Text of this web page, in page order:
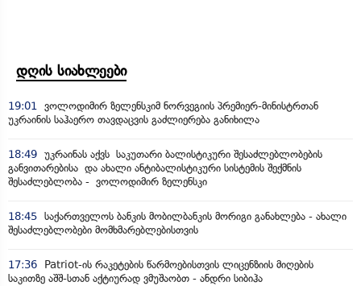
დღის სიახლეები
19:01
ვოლოდიმირ ზელენსკიმ ნორვეგიის პრემიერ-მინისტრთან
უკრაინის საჰაერო თავდაცვის გაძლიერება განიხილა
18:49 უკრაინას აქვს საკუთარი ბალისტიკური შესაძლებლობების
განვითარებისა და ახალი ანტიბალისტიკური სისტემის შექმნის
შესაძლებლობა - ვოლოდიმირ ზელენსკი
18:45 საქართველოს ბანკის მობილბანკის მორიგი განახლება - ახალი
შესაძლებლობები მომხმარებლებისთვის
17:36
Patriot-ის რაკეტების წარმოებისთვის ლიცენზიის მიღების
საკითზე აშშ-სთან აქტიურად ვმუშაობთ - ანდრი სიბიჰა